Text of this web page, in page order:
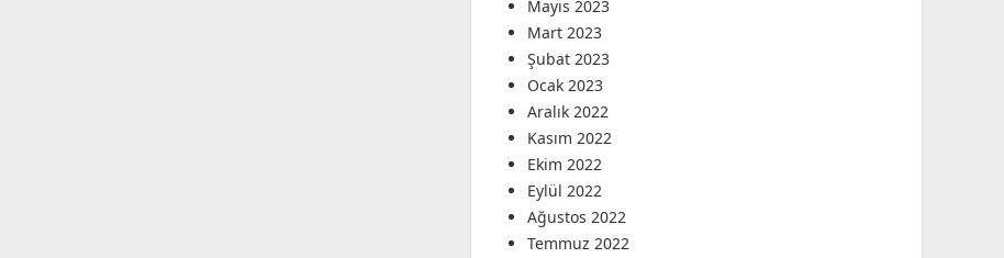
Mayıs 2023
Mart 2023
Şubat 2023
Ocak 2023
Aralık 2022
Kasım 2022
Ekim 2022
Eylül 2022
Ağustos 2022
Temmuz 2022